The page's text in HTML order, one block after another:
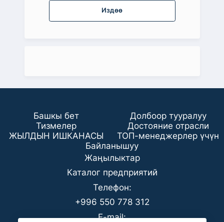
Издөө
Башкы бет
Долбоор тууралуу
Тизмелер
Достояние отрасли
ЖЫЛДЫН ИШКАНАСЫ
ТОП-менеджерлер үчүн
Байланышуу
Жаңылыктар
Каталог предприятий
Телефон:
+996 550 778 312
E-mail: